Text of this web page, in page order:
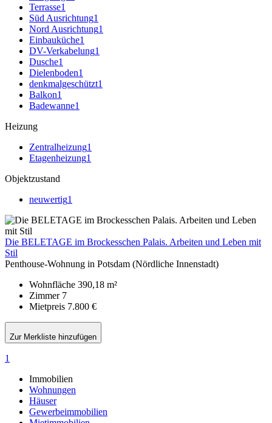
Terrasse1
Süd Ausrichtung1
Nord Ausrichtung1
Einbauküche1
DV-Verkabelung1
Dusche1
Dielenboden1
denkmalgeschützt1
Balkon1
Badewanne1
Heizung
Zentralheizung1
Etagenheizung1
Objektzustand
neuwertig1
Die BELETAGE im Brockesschen Palais. Arbeiten und Leben mit
Stil
Penthouse-Wohnung in Potsdam (Nördliche Innenstadt)
Wohnfläche 390,18 m²
Zimmer 7
Mietpreis 7.800 €
Zur Merkliste hinzufügen
1
Immobilien
Wohnungen
Häuser
Gewerbeimmobilien